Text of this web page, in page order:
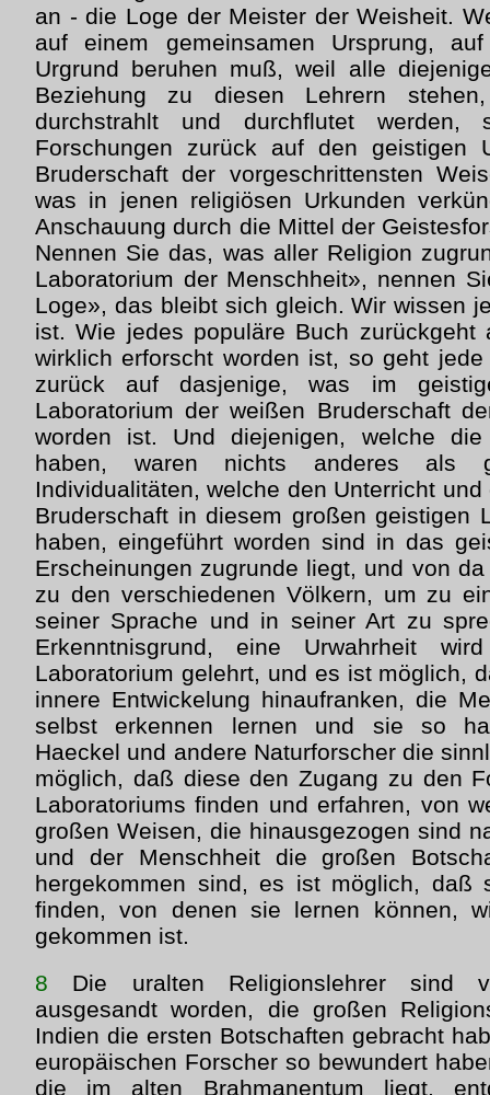
an - die Loge der Meister der Weisheit.
auf einem gemeinsamen Ursprung,
Urgrund beruhen muß, weil alle
Beziehung zu diesen Lehrern
durchstrahlt und durchflutet
Forschungen zurück auf den geistigen
Bruderschaft der vorgeschrittensten
was in jenen religiösen Urkunden
Anschauung durch die Mittel der
Nennen Sie das, was aller Religion
Laboratorium der Menschheit», nennen
Loge», das bleibt sich gleich. Wir wissen
ist. Wie jedes populäre Buch zurückgeht
wirklich erforscht worden ist, so geht
zurück auf dasjenige, was im
Laboratorium der weißen Bruderschaft
worden ist. Und diejenigen, welche die
haben, waren nichts anderes als
Individualitäten, welche den Unterricht
Bruderschaft in diesem großen geistigen
haben, eingeführt worden sind in das
Erscheinungen zugrunde liegt, und von
zu den verschiedenen Völkern, um zu
seiner Sprache und in seiner Art zu
Erkenntnisgrund, eine Urwahrheit
Laboratorium gelehrt, und es ist möglich,
innere Entwickelung hinaufranken, die
selbst erkennen lernen und sie so
Haeckel und andere Naturforscher die
möglich, daß diese den Zugang zu den
Laboratoriums finden und erfahren, von
großen Weisen, die hinausgezogen sind
und der Menschheit die großen
hergekommen sind, es ist möglich, daß
finden, von denen sie lernen können,
gekommen ist.
8 Die uralten Religionslehrer sind
ausgesandt worden, die großen
Indien die ersten Botschaften gebracht
europäischen Forscher so bewundert
die im alten Brahmanentum liegt,